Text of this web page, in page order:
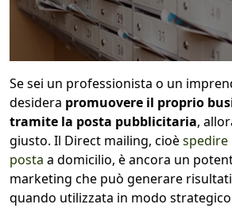
Se sei un professionista o un
desidera promuovere il proprio
tramite la posta pubblicitaria,
giusto. Il Direct mailing, cioèspedire
posta a domicilio, è ancora un
marketing che può generare
quando utilizzata in modo